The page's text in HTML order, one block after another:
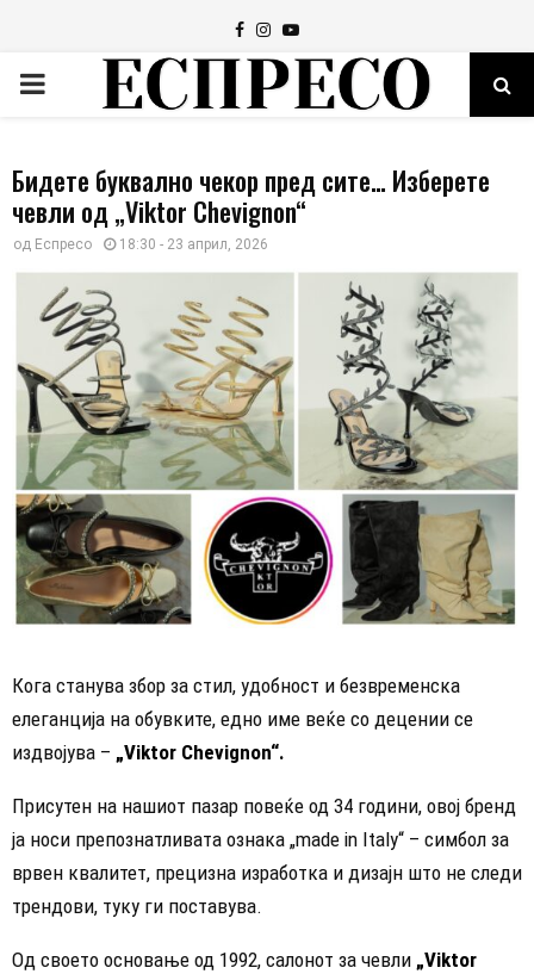
Facebook
Instagram
Youtube
PRIMARY
Бидете буквално чекор пред сите… Изберете
чевли од „Viktor Chevignon“
од Еспресо 18:30 - 23 април, 2026
Кога станува збор за стил, удобност и безвременска
елеганција на обувките, едно име веќе со децении се
издвојува – „Viktor Chevignon“.
Присутен на нашиот пазар повеќе од 34 години, овој бренд
ја носи препознатливата ознака „made in Italy“ – симбол за
врвен квалитет, прецизна изработка и дизајн што не следи
трендови, туку ги поставува.
Од своето основање од 1992, салонот за чевли „Viktor